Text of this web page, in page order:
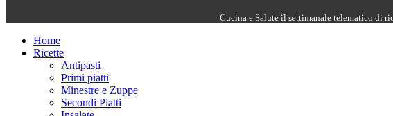
Cucina e Salute il settimanale telematico di
Home
Ricette
Antipasti
Primi piatti
Minestre e Zuppe
Secondi Piatti